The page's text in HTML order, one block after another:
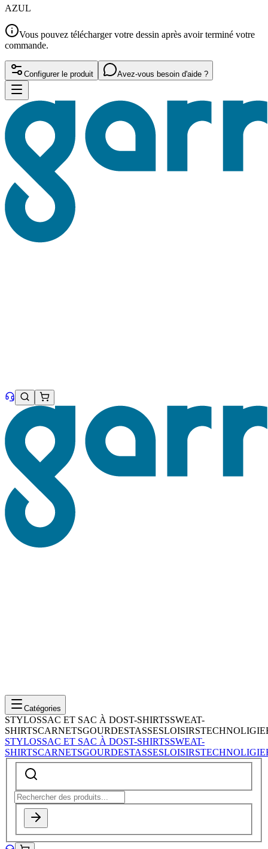
AZUL
Vous pouvez télécharger votre dessin après avoir terminé votre
commande.
Configurer le produit Avez-vous besoin d'aide ?
Catégories
STYLOSSAC ET SAC À DOST-SHIRTSSWEAT-
SHIRTSCARNETSGOURDESTASSESLOISIRSTECHNOLIGIE
STYLOSSAC ET SAC À DOST-SHIRTSSWEAT-
SHIRTSCARNETSGOURDESTASSESLOISIRSTECHNOLIGIE